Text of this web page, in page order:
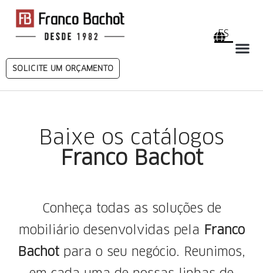
SOLICITE UM ORÇAMENTO
ES
Baixe os catálogos
Franco Bachot
Conheça todas as soluções de
mobiliário desenvolvidas pela Franco
Bachot para o seu negócio. Reunimos,